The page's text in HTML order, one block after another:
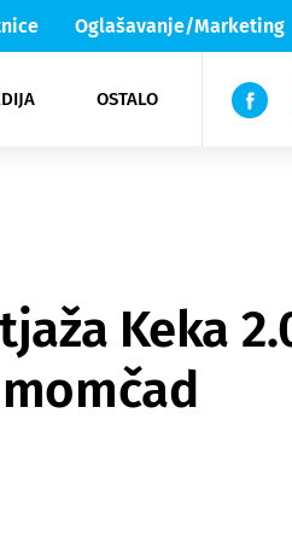
Oglašavanje/Marketing
OSTALO
Lika & Senj
TV
Keka